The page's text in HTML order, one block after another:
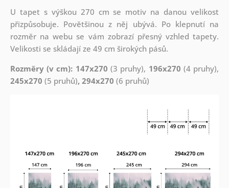
U tapet s výškou 270 cm se motiv na danou velikost
přizpůsobuje. Povětšinou z něj ubývá. Po klepnutí na
rozměr na webu se vám zobrazí přesný vzhled tapety.
Velikosti se skládají ze 49 cm širokých pásů.
Rozměry (v cm): 147x270 (3 pruhy), 196x270 (4 pruhy),
245x270 (5 pruhů), 294x270 (6 pruhů)